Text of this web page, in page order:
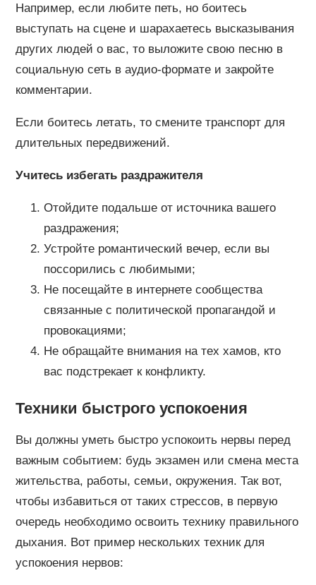
Например, если любите петь, но боитесь
выступать на сцене и шарахаетесь высказывания
других людей о вас, то выложите свою песню в
социальную сеть в аудио-формате и закройте
комментарии.
Если боитесь летать, то смените транспорт для
длительных передвижений.
Учитесь избегать раздражителя
Отойдите подальше от источника вашего
раздражения;
Устройте романтический вечер, если вы
поссорились с любимыми;
Не посещайте в интернете сообщества
связанные с политической пропагандой и
провокациями;
Не обращайте внимания на тех хамов, кто
вас подстрекает к конфликту.
Техники быстрого успокоения
Вы должны уметь быстро успокоить нервы перед
важным событием: будь экзамен или смена места
жительства, работы, семьи, окружения. Так вот,
чтобы избавиться от таких стрессов, в первую
очередь необходимо освоить технику правильного
дыхания. Вот пример нескольких техник для
успокоения нервов: